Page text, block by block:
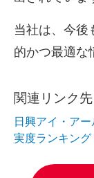
当社は、今後
的かつ最適な
関連リンク先
日興アイ・ア
実度ランキング